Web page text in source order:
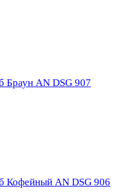
AN DSG 907
Кофейный AN DSG 906